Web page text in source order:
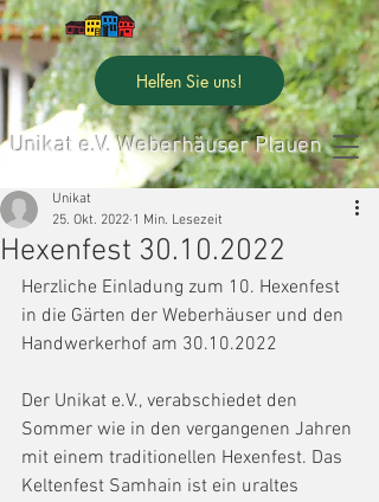
Unikat e.V. Weberhäuser Plauen
Helfen Sie uns!
Hexenfest 30.10.2022
Unikat
25. Okt. 2022 1 Min. Lesezeit
Herzliche Einladung zum 10. Hexenfest
in die Gärten der Weberhäuser und den
Handwerkerhof am 30.10.2022
Der Unikat e.V., verabschiedet den
Sommer wie in den vergangenen Jahren
mit einem traditionellen Hexenfest. Das
Keltenfest Samhain ist ein uraltes